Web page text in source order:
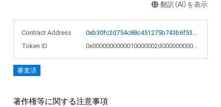
翻訳（AI）を表示
Contract Address
0xb30fc2d754c88c451275b743b6f530f19f643683
Token ID
0x0000000000010000002d000000000595
審査済
著作権等に関する注意事項